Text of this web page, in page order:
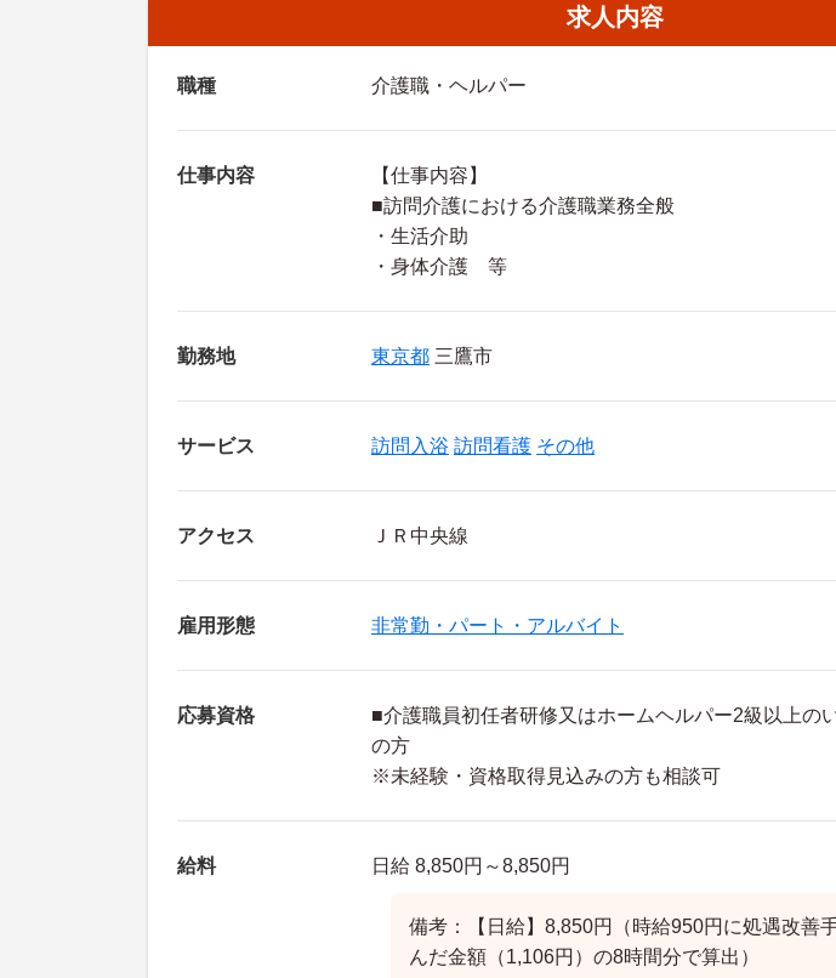
求人内容
職種 介護職・ヘルパー
仕事内容
【仕事内容】
■訪問介護における介護職業務全般
・生活介助
・身体介護 等
勤務地 東京都 三鷹市
サービス 訪問入浴 訪問看護 その他
アクセス ＪＲ中央線
雇用形態 非常勤・パート・アルバイト
応募資格
■介護職員初任者研修又はホームヘルパー2級以上の
の方
※未経験・資格取得見込みの方も相談可
給料 日給 8,850円～8,850円
備考：【日給】8,850円（時給950円に処遇改善
んだ金額（1,106円）の8時間分で算出）